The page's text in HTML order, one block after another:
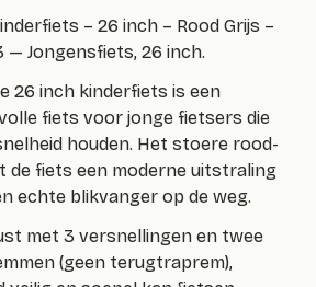
– 26 inch – Rood Grijs –
— Jongensfiets, 26 inch.
26 inch kinderfiets is een
fiets voor jonge fietsers die
houden. Het stoere rood-
de fiets een moderne uitstraling
echte blikvanger op de weg.
met 3 versnellingen en twee
(geen terugtraprem),